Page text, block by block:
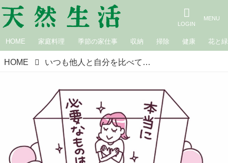
HOME 家庭料理 季節の家仕事 収納 掃除 健康 花と緑
HOME いつも他人と自分を比べてしまうあなたへ。精神科医Tomyさんの「お悩み相談室」幸せな人生を送るための“一番大事”の見つけ方